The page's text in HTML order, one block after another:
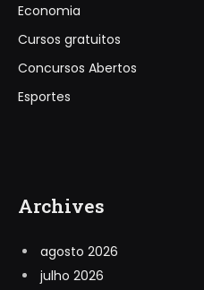
Economia
Cursos gratuitos
Concursos Abertos
Esportes
Archives
agosto 2026
julho 2026